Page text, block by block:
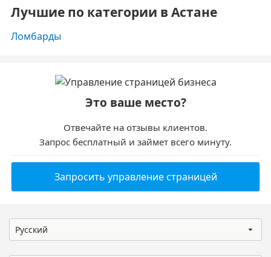
Лучшие по категории в Астане
Ломбарды
Это ваше место?
Отвечайте на отзывы клиентов.
Запрос бесплатный и займет всего минуту.
Запросить управление страницей
Русский